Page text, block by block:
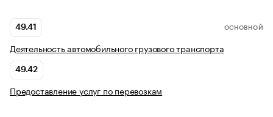
49.41 ОСНОВНОЙ
Деятельность автомобильного грузового транспорта
49.42
Предоставление услуг по перевозкам